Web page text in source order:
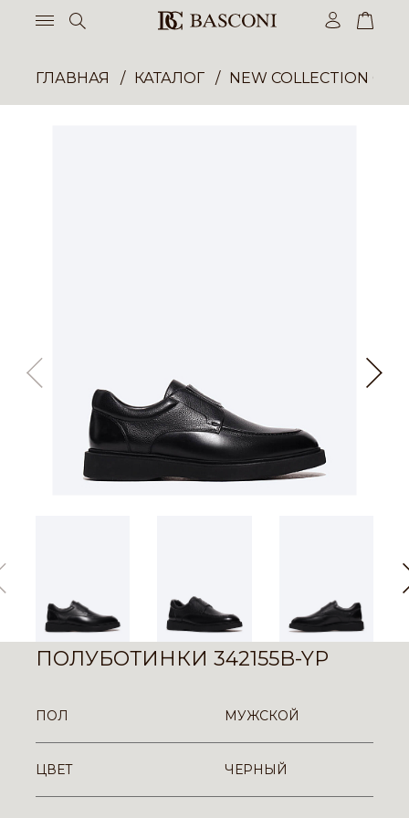
ГЛАВНАЯ КАТАЛОГ NEW COLLECTION
ПОЛУБОТИНКИ 342155B-YP
ПОЛ МУЖСКОЙ
ЦВЕТ ЧЕРНЫЙ